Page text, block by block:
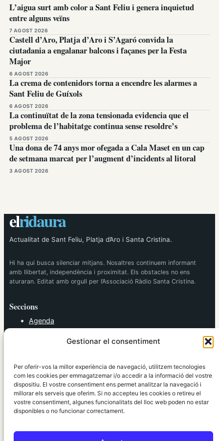
Gestionar el consentiment
Per oferir-vos la millor experiència de navegació, utilitzem tecnologies
com les cookies per emmagatzemar i/o accedir a la informació del vostre
dispositiu. El vostre consentiment ens permet analitzar la navegació i
millorar els serveis que oferim. Si no accepteu les cookies o retireu el
vostre consentiment, algunes funcionalitats del lloc web poden no estar
disponibles o no funcionar correctament.
L’aigua surt amb color a Sant Feliu i genera inquietud
entre alguns veïns
7 AGOST 2026
Castell d’Aro, Platja d’Aro i S’Agaró convida la
ciutadania a engalanar balcons i façanes per la Festa
Major
6 AGOST 2026
La crema de contenidors torna a encendre les alarmes a
Sant Feliu de Guíxols
6 AGOST 2026
La continuïtat de la zona tensionada evidencia que el
problema de l’habitatge continua sense resoldre’s
5 AGOST 2026
Una dona de 74 anys mor ofegada a Cala Maset en un cap
de setmana marcat per l’augment d’incidents al litoral
3 AGOST 2026
elridaura
Actualitat de Sant Feliu, Platja d’Aro i Santa Cristina.
Hi ha qui busca silenciar mitjans. Nosaltres continuem informant
amb llibertat, independència i proximitat. Els obstacles no ens
aturaran. Editat amb orgull per l’Associació Ràdio Santa Cristina.
Seccions
Agenda
Política
Societat
Tendències
elRidaura.com